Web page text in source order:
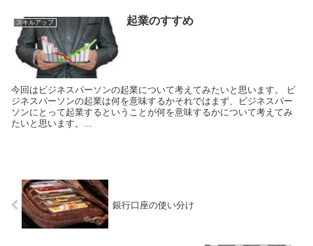
スキルアップ 起業のすすめ
今回はビジネスパーソンの起業について考えてみたいと思います。 ビ
ジネスパーソンの起業は何を意味するか​ それではまず、ビジネスパー
ソンにとって起業するということが何を意味するか​について考えてみ
たいと思います。...
銀行口座の使い分け